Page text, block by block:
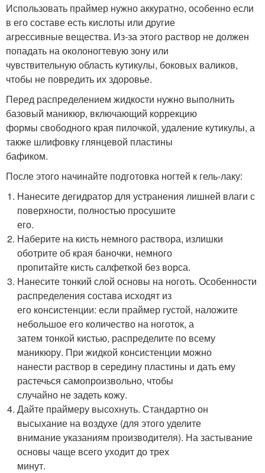
Использовать праймер нужно аккуратно, особенно если
в его составе есть кислоты или другие
агрессивные вещества. Из-за этого раствор не должен
попадать на околоногтевую зону или
чувствительную область кутикулы, боковых валиков,
чтобы не повредить их здоровье.
Перед распределением жидкости нужно выполнить
базовый маникюр, включающий коррекцию
формы свободного края пилочкой, удаление кутикулы, а
также шлифовку глянцевой пластины
бафиком.
После этого начинайте подготовка ногтей к гель-лаку:
Нанесите дегидратор для устранения лишней влаги с
поверхности, полностью просушите
его.
Наберите на кисть немного раствора, излишки
оботрите об края баночки, немного
пропитайте кисть салфеткой без ворса.
Нанесите тонкий слой основы на ноготь. Особенности
распределения состава исходят из
его консистенции: если праймер густой, наложите
небольшое его количество на ноготок, а
затем тонкой кистью, распределите по всему
маникюру. При жидкой консистенции можно
нанести раствор в середину пластины и дать ему
растечься самопроизвольно, чтобы
случайно не задеть кожу.
Дайте праймеру высохнуть. Стандартно он
высыхание на воздухе (для этого уделите
внимание указаниям производителя). На застывание
основы чаще всего уходит до трех
минут.